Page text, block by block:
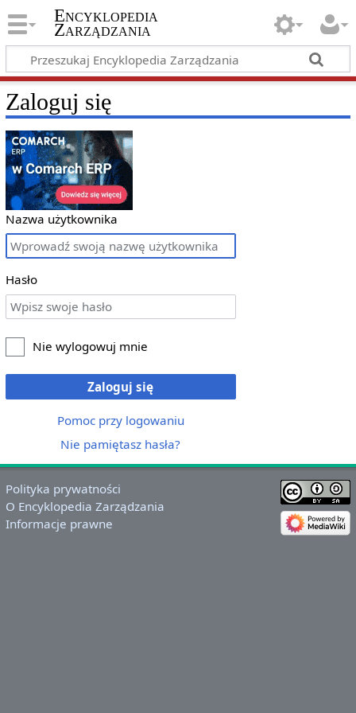
Encyklopedia
Zarządzania
Zaloguj się
Nazwa użytkownika
Hasło
Nie wylogowuj mnie
Zaloguj się
Pomoc przy logowaniu
Nie pamiętasz hasła?
Polityka prywatności
O Encyklopedia Zarządzania
Informacje prawne